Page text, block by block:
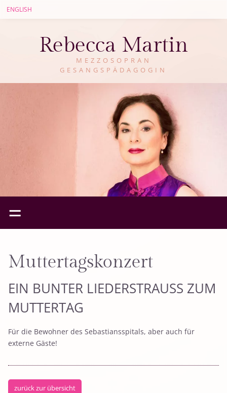
ENGLISH
Rebecca Martin
MEZZOSOPRAN
GESANGSPÄDAGOGIN
=
Muttertagskonzert
EIN BUNTER LIEDERSTRAUSS ZUM
MUTTERTAG
Für die Bewohner des Sebastiansspitals, aber auch für
externe Gäste!
zurück zur übersicht